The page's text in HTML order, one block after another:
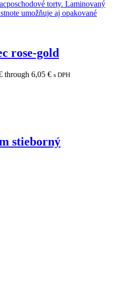
rose-gold
through 6,05 € s DPH
stieborný